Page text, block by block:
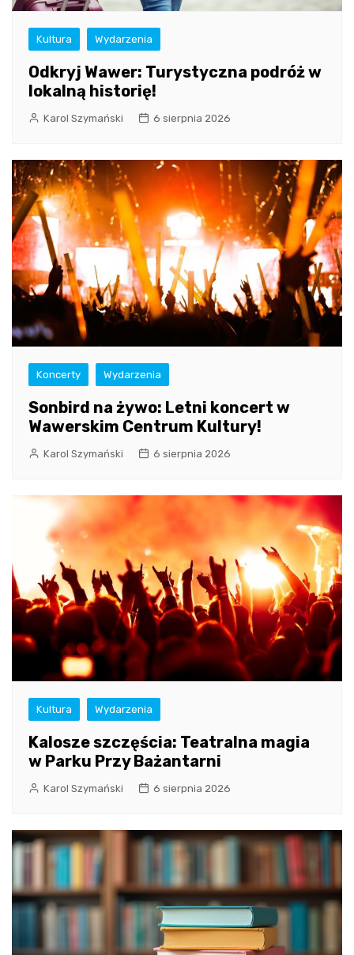
Kultura Wydarzenia
Odkryj Wawer: Turystyczna podróż w
lokalną historię!
Karol Szymański 6 sierpnia 2026
Koncerty Wydarzenia
Sonbird na żywo: Letni koncert w
Wawerskim Centrum Kultury!
Karol Szymański 6 sierpnia 2026
Kultura Wydarzenia
Kalosze szczęścia: Teatralna magia
w Parku Przy Bażantarni
Karol Szymański 6 sierpnia 2026